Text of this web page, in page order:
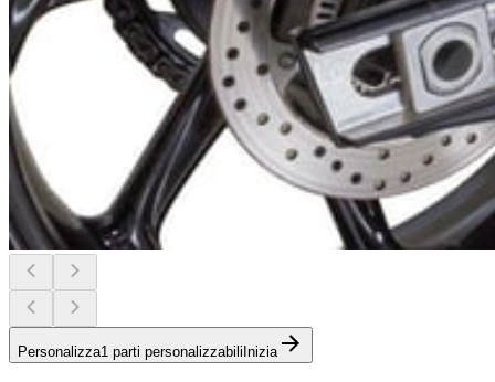
Personalizza1 parti personalizzabiliInizia